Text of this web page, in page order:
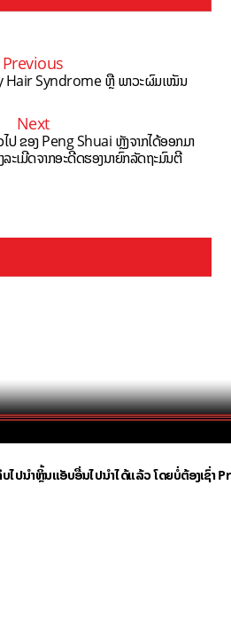
Previous
Hair Syndrome ຫຼື ພາວະຜົມເໝັນ
Next
ປ ຂອງ Peng Shuai ຫຼັງຈາກໄດ້ອອກມາ
ລະເມີດຈາກອະດີດຮອງນາຍົກລັດຖະມົນຕີ
ບໄປນຳຫຼິ້ນແອັບອື່ນໄປນຳໄດ້ແລ້ວ ໂດຍບໍ່ຕ້ອງເຊົ່າ